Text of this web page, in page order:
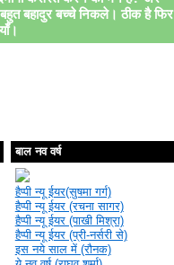
बहादुर बच्चे निकले। ठीक है फिर
बाल नव वर्ष
हैप्पी न्यू ईयर(सुषमा गर्ग)
हैप्पी न्यू ईयर (रचना सागर)
हैप्पी न्यू ईयर (पाखी मिश्रा)
हैप्पी न्यू ईयर (प्री-नर्सरी से)
इस नये साल में (रौनक)